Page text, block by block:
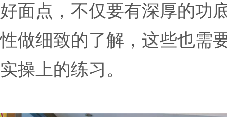
好面点，不仅要有深厚的功
性做细致的了解，这些也需
实操上的练习。